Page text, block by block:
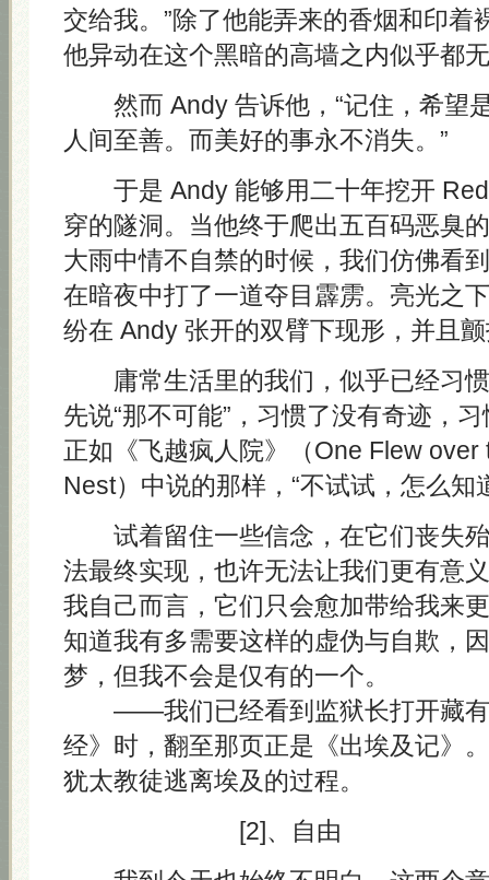
交给我。”除了他能弄来的香烟和印着
他异动在这个黑暗的高墙之内似乎都
然而 Andy 告诉他，“记住，希望
人间至善。而美好的事永不消失。”
于是 Andy 能够用二十年挖开 Red
穿的隧洞。当他终于爬出五百码恶臭
大雨中情不自禁的时候，我们仿佛看
在暗夜中打了一道夺目霹雳。亮光之
纷在 Andy 张开的双臂下现形，并且
庸常生活里的我们，似乎已经习惯
先说“那不可能”，习惯了没有奇迹，
正如《飞越疯人院》（One Flew over
Nest）中说的那样，“不试试，怎么知
试着留住一些信念，在它们丧失殆
法最终实现，也许无法让我们更有
我自己而言，它们只会愈加带给我来
知道我有多需要这样的虚伪与自欺，
梦，但我不会是仅有的一个。
——我们已经看到监狱长打开藏有
经》时，翻至那页正是《出埃及记》
犹太教徒逃离埃及的过程。
[2]、自由